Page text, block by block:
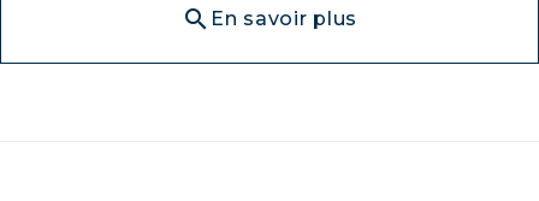
search En savoir plus